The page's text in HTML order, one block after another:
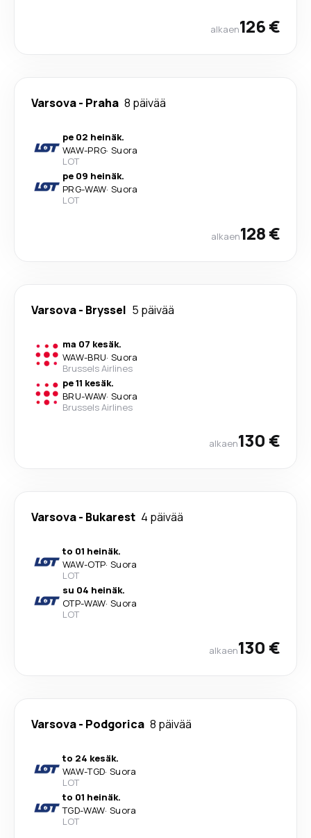
alkaen126 €
Varsova- Praha 8 päivää
pe 02 heinäk.
WAW-PRG· Suora
LOT
pe 09 heinäk.
PRG-WAW· Suora
LOT
alkaen128 €
Varsova- Bryssel 5 päivää
ma 07 kesäk.
WAW-BRU· Suora
Brussels Airlines
pe 11 kesäk.
BRU-WAW· Suora
Brussels Airlines
alkaen130 €
Varsova- Bukarest 4 päivää
to 01 heinäk.
WAW-OTP· Suora
LOT
su 04 heinäk.
OTP-WAW· Suora
LOT
alkaen130 €
Varsova- Podgorica 8 päivää
to 24 kesäk.
WAW-TGD· Suora
LOT
to 01 heinäk.
TGD-WAW· Suora
LOT